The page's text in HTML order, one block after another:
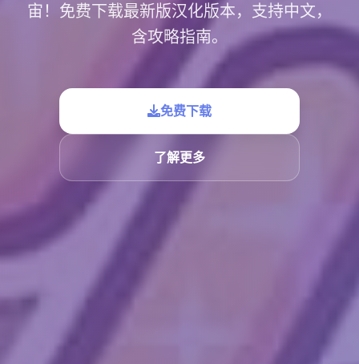
宙！免费下载最新版汉化版本，支持中文，
含攻略指南。
免费下载
了解更多